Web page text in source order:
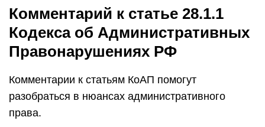
Комментарий к статье 28.1.1
Кодекса об Административных
Правонарушениях РФ
Комментарии к статьям КоАП помогут
разобраться в нюансах административного
права.